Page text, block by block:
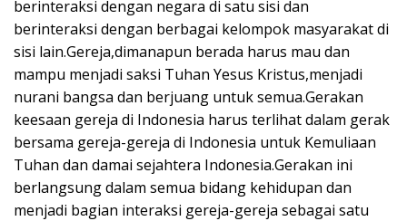
berinteraksi dengan negara di satu sisi dan
berinteraksi dengan berbagai kelompok masyarakat di
sisi lain.Gereja,dimanapun berada harus mau dan
mampu menjadi saksi Tuhan Yesus Kristus,menjadi
nurani bangsa dan berjuang untuk semua.Gerakan
keesaan gereja di Indonesia harus terlihat dalam gerak
bersama gereja-gereja di Indonesia untuk Kemuliaan
Tuhan dan damai sejahtera Indonesia.Gerakan ini
berlangsung dalam semua bidang kehidupan dan
menjadi bagian interaksi gereja-gereja sebagai satu